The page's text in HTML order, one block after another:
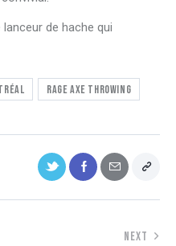
de hache qui
Rage Axe Throwing
NEXT